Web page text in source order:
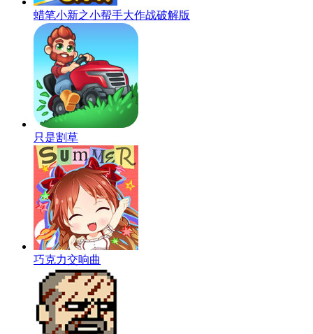
蜡笔小新之小帮手大作战破解版
只是割草
巧克力交响曲